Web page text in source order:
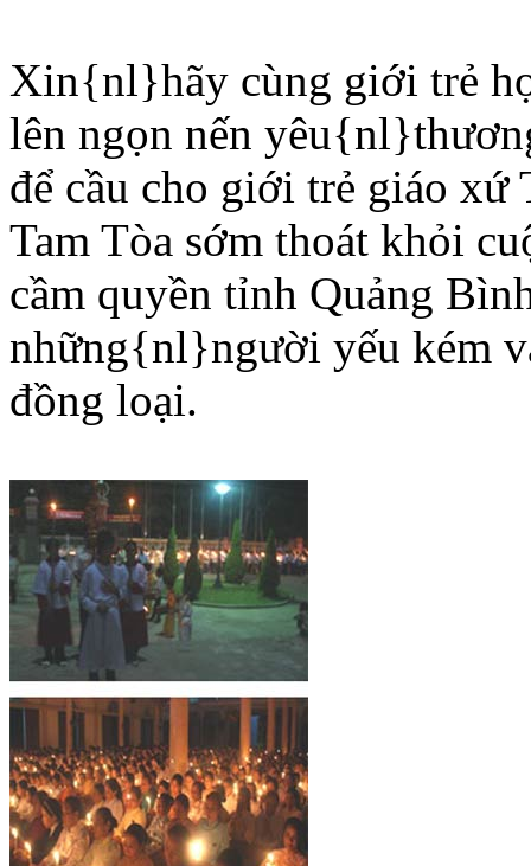
Xin{nl}hãy cùng giới trẻ
lên ngọn nến
để cầu cho giới trẻ giáo
Tam Tòa sớm thoát khỏi
cầm quyền tỉnh Quảng
những{nl}người yếu kém
đồng loại.